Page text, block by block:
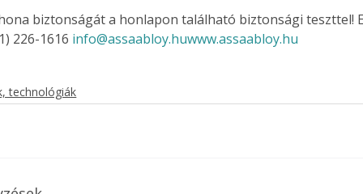
új,
egyedi
vagy
megrendelhetők!
biztonságát a honlapon található biztonsági teszttel!
226-1616 info@assaabloy.huwww.assaabloy.hu
technológiák